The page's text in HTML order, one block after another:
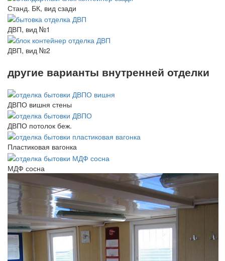
Станд. БК, вид сзади
ДВП, вид №1
ДВП, вид №2
другие варианты внутренней отделки
ДВПО вишня стены
ДВПО потолок беж.
Пластиковая вагонка
МДФ сосна